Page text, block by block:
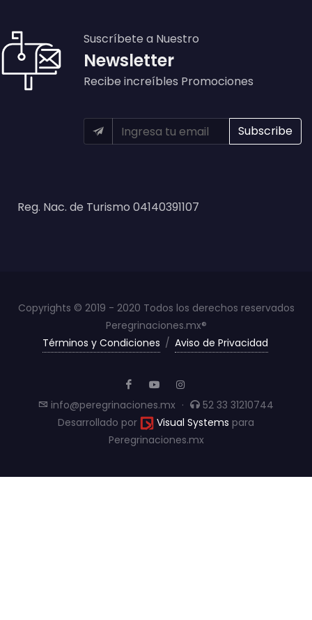
Suscríbete a Nuestro
Newsletter
Recibe increíbles Promociones
Reg. Nac. de Turismo 04140391107
Copyrights © 2019 - 2020 Todos los derechos reservados
Peregrinaciones.mx®
Términos y Condiciones / Aviso de Privacidad
info@peregrinaciones.mx ·
52 33 31210744
Desarrollado por
Visual Systems para
Peregrinaciones.mx